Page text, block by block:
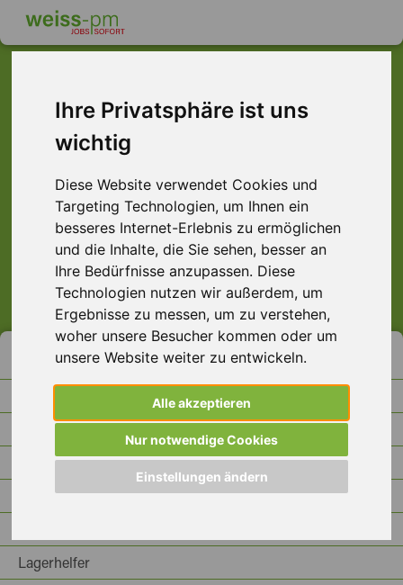
Ihre Privatsphäre ist uns
wichtig
Diese Website verwendet Cookies und
Targeting Technologien, um Ihnen ein
besseres Internet-Erlebnis zu ermöglichen
und die Inhalte, die Sie sehen, besser an
Ihre Bedürfnisse anzupassen. Diese
Technologien nutzen wir außerdem, um
Ergebnisse zu messen, um zu verstehen,
woher unsere Besucher kommen oder um
unsere Website weiter zu entwickeln.
Alle akzeptieren
Nur notwendige Cookies
Einstellungen ändern
Aschaffenburg Darmstadt Frankfurt
Hanau Offenbach Würzburg
los gehts
häufig gesucht
Stapler
Bürohilfe
Empfangsmitarbeiterin
Lagerhelfer